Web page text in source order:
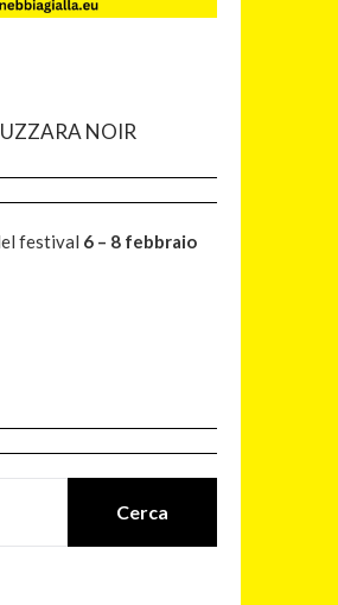
NOIR
festival 6 – 8 febbraio